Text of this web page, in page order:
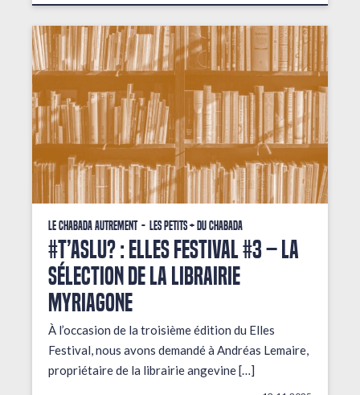
Le Chabada autrement Les petits + du Chabada
#T’AsLu? : ELLES FESTIVAL #3 – La
sélection de la librairie
Myriagone
À l’occasion de la troisième édition du Elles
Festival, nous avons demandé à Andréas Lemaire,
propriétaire de la librairie angevine […]